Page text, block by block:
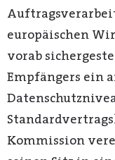
europäischen
vorab
Empfängers ein
Kommission